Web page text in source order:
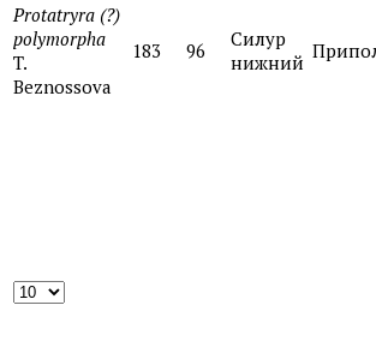
Protatryra (?)
polymorpha
T.
Beznossova
183 96
Силур
нижний